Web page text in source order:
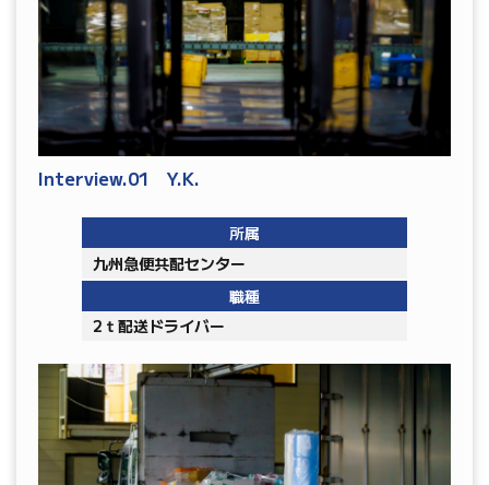
Interview.01 Y.K.
所属
九州急便共配センター
職種
2ｔ配送ドライバー